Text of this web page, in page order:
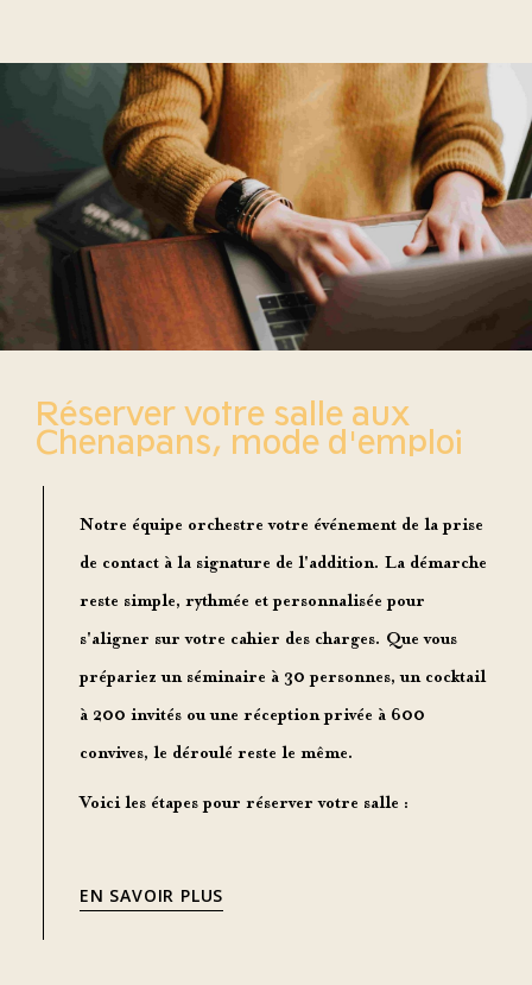
Réserver votre salle aux
Chenapans, mode d'emploi
Notre équipe orchestre votre événement de la prise
de contact à la signature de l'addition. La démarche
reste simple, rythmée et personnalisée pour
s'aligner sur votre cahier des charges. Que vous
prépariez un séminaire à 30 personnes, un cocktail
à 200 invités ou une réception privée à 600
convives, le déroulé reste le même.
Voici les étapes pour réserver votre salle :
EN SAVOIR PLUS